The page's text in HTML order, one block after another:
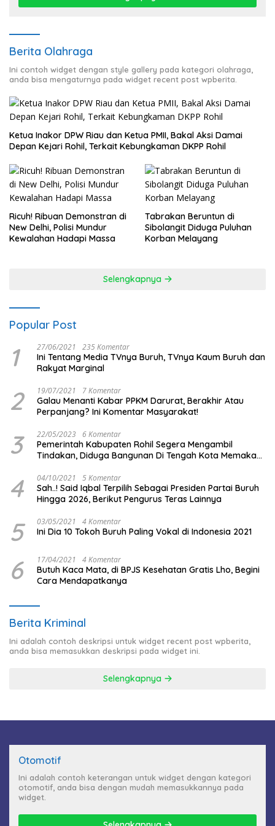
Berita Olahraga
Ini contoh widget dengan style gallery pada kategori olahraga,
anda bisa mengaturnya pada widget recent post wpberita.
Ketua Inakor DPW Riau dan Ketua PMII, Bakal Aksi Damai
Depan Kejari Rohil, Terkait Kebungkaman DKPP Rohil
Ricuh! Ribuan Demonstran di
New Delhi, Polisi Mundur
Kewalahan Hadapi Massa
Tabrakan Beruntun di
Sibolangit Diduga Puluhan
Korban Melayang
Selengkapnya
Popular Post
1 27/06/2021 235 Komentar
Ini Tentang Media TVnya Buruh, TVnya Kaum Buruh dan
Rakyat Marginal
2 19/07/2021 7 Komentar
Galau Menanti Kabar PPKM Darurat, Berakhir Atau
Perpanjang? Ini Komentar Masyarakat!
3 22/05/2023 6 Komentar
Pemerintah Kabupaten Rohil Segera Mengambil
Tindakan, Diduga Bangunan Di Tengah Kota Memakan
4 04/10/2021 5 Komentar
Sah..! Said Iqbal Terpilih Sebagai Presiden Partai Buruh
Hingga 2026, Berikut Pengurus Teras Lainnya
5 03/05/2021 4 Komentar
Ini Dia 10 Tokoh Buruh Paling Vokal di Indonesia 2021
6 17/04/2021 4 Komentar
Butuh Kaca Mata, di BPJS Kesehatan Gratis Lho, Begini
Cara Mendapatkanya
Berita Kriminal
Ini adalah contoh deskripsi untuk widget recent post wpberita,
anda bisa memasukkan deskripsi pada widget ini.
Selengkapnya
Otomotif
Ini adalah contoh keterangan untuk widget dengan kategori
otomotif, anda bisa dengan mudah memasukkannya pada
widget.